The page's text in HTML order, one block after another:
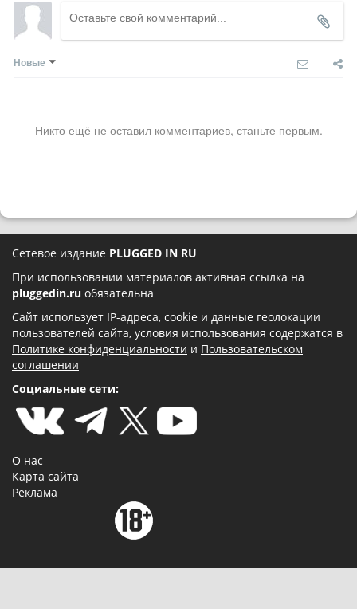
Новые
Никто ещё не оставил комментариев, станьте первым.
Сетевое издание PLUGGED IN RU
При использовании материалов активная ссылка на
pluggedin.ru обязательна
Сайт использует IP-адреса, cookie и данные геолокации
пользователей сайта, условия использования содержатся в
Политике конфиденциальности и Пользовательском
соглашении
Социальные сети:
О нас
Карта сайта
Реклама